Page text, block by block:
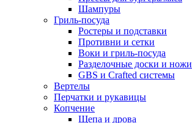
Шампуры
Гриль-посуда
Ростеры и подставки
Противни и сетки
Воки и гриль-посуда
Разделочные доски и ножи
GBS и Crafted системы
Вертелы
Перчатки и рукавицы
Копчение
Щепа и дрова